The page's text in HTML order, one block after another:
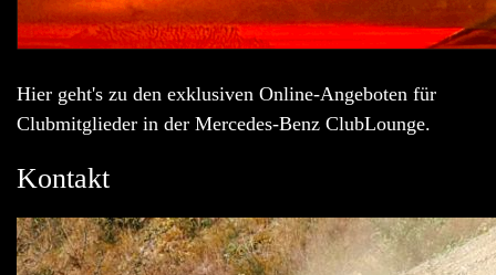
Hier geht's zu den exklusiven Online-Angeboten für
Clubmitglieder in der Mercedes-Benz ClubLounge.
Kontakt